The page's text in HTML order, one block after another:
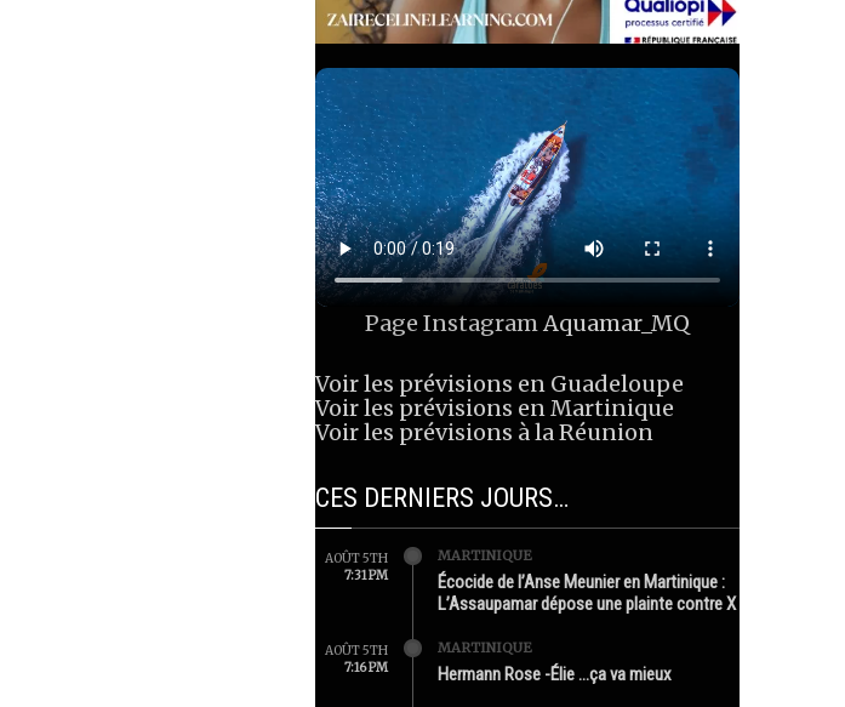
Page InstagramAquamar_MQ
Voir les prévisions en Guadeloupe
Voir les prévisions en Martinique
Voir les prévisions à la Réunion
CES DERNIERS JOURS…
AOÛT 5TH
7:31 PM
MARTINIQUE
Écocide de l’Anse Meunier en Martinique :
L’Assaupamar dépose une plainte contre X
AOÛT 5TH
7:16 PM
MARTINIQUE
Hermann Rose -Élie …ça va mieux